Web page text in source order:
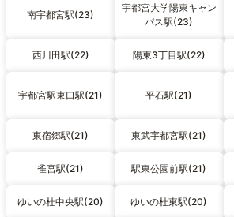
南宇都宮駅(23)
宇都宮大学陽東キャン
パス駅(23)
西川田駅(22) 陽東3丁目駅(22)
宇都宮駅東口駅(21) 平石駅(21)
東宿郷駅(21) 東武宇都宮駅(21)
雀宮駅(21) 駅東公園前駅(21)
ゆいの杜中央駅(20) ゆいの杜東駅(20)